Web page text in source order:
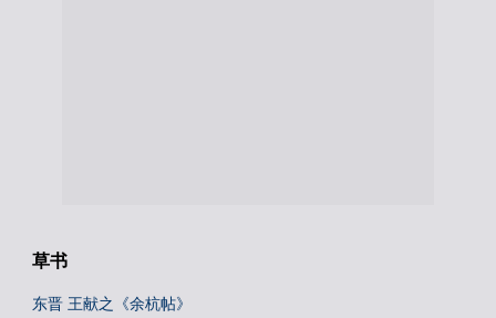
草书
东晋 王献之《余杭帖》